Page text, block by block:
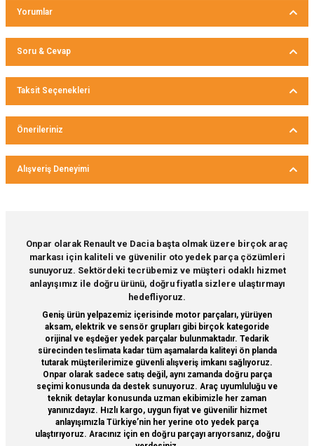
Yorumlar
Bu ürüne ilk yorumu siz yapın!
Soru & Cevap
Ürün hakkında henüz soru sorulmamış.
Taksit Seçenekleri
Önerileriniz
Bu ürünün fiyat bilgisi, resim, ürün açıklamalarında ve diğer
konularda yetersiz gördüğünüz noktaları öneri formunu
Ürün resmi kalitesiz, bozuk veya görüntülenemiyor.
Ürün açıklamasında eksik bilgiler bulunuyor.
Ürün bilgilerinde hatalar bulunuyor.
Ürün fiyatı diğer sitelerden daha pahalı.
Bu ürüne benzer farklı alternatifler olmalı.
Gönder
Alışveriş Deneyimi
Deneyimini Paylaş
Onpar olarak Renault ve Dacia başta olmak üzere birçok araç
markası için kaliteli ve güvenilir oto yedek parça çözümleri
sunuyoruz. Sektördeki tecrübemiz ve müşteri odaklı hizmet
anlayışımız ile doğru ürünü, doğru fiyatla sizlere ulaştırmayı
hedefliyoruz.
Geniş ürün yelpazemiz içerisinde motor parçaları, yürüyen
aksam, elektrik ve sensör grupları gibi birçok kategoride
orijinal ve eşdeğer yedek parçalar bulunmaktadır. Tedarik
sürecinden teslimata kadar tüm aşamalarda kaliteyi ön planda
tutarak müşterilerimize güvenli alışveriş imkanı sağlıyoruz.
Onpar olarak sadece satış değil, aynı zamanda doğru parça
seçimi konusunda da destek sunuyoruz. Araç uyumluluğu ve
teknik detaylar konusunda uzman ekibimizle her zaman
yanınızdayız. Hızlı kargo, uygun fiyat ve güvenilir hizmet
anlayışımızla Türkiye’nin her yerine oto yedek parça
ulaştırıyoruz. Aracınız için en doğru parçayı arıyorsanız, doğru